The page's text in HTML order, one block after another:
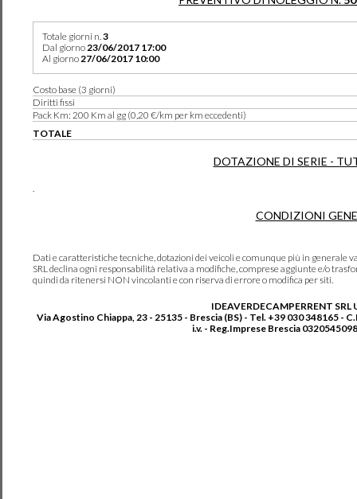
Totale giorni n.3
Dal giorno23/06/2017 17:00
Al giorno27/06/2017 10:00
Costo base (3 giorni)
Diritti fissi
Pack Km: 200 Km al gg (0,20 €/km per km eccedenti)
TOTALE
DOTAZIONE DI SERIE -
.
CONDIZIONI
Dati e caratteristiche tecniche, dotazioni dei veicoli e comunque più in generale
SRL declina ogni responsabilità relativa a modifiche, comprese aggiunte e/o
quindi da ritenersi NON vincolanti e con riserva di errore o modifica per siti.
IDEAVERDECAMPERRENT SRL
Via Agostino Chiappa, 23 - 25135 - Brescia (BS) - Tel. +39 030 348165 -
i.v. - Reg.Imprese Brescia